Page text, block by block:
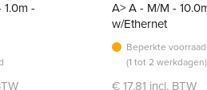
-
A> A - M/M -
w/Ethernet
Beperkte voorraad
(1 tot 2 werkdagen)
€ 17,81 incl. BTW